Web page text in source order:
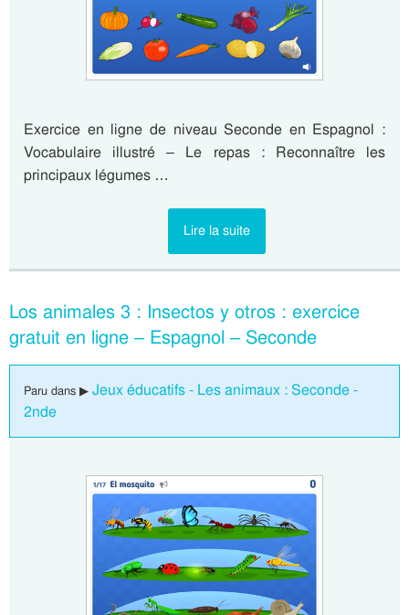
Exercice en ligne de niveau Seconde en Espagnol :
Vocabulaire illustré – Le repas : Reconnaître les
principaux légumes …
Lire la suite
Los animales 3 : Insectos y otros : exercice
gratuit en ligne – Espagnol – Seconde
Paru dans ▶ Jeux éducatifs - Les animaux : Seconde -
2nde